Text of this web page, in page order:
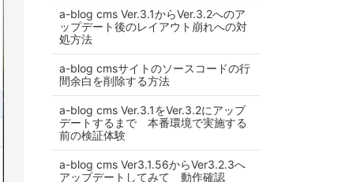
a-blog cms Ver.3.1からVer.3.2へのア
ップデート後のレイアウト崩れへの対
処方法
a-blog cmsサイトのソースコードの行
間余白を削除する方法
a-blog cms Ver.3.1をVer.3.2にアップ
デートするまで 本番環境で実施する
前の検証体験
a-blog cms Ver3.1.56からVer3.2.3へ
アップデートしてみて 動作確認